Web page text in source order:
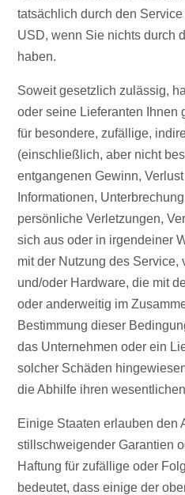
tatsächlich durch den
USD, wenn Sie nichts durch
haben.
Soweit gesetzlich zulässig,
oder seine Lieferanten Ihnen
für besondere, zufällige,
(einschließlich, aber nicht
entgangenen Gewinn,
Informationen,
persönliche Verletzungen,
sich aus oder in irgendeiner
mit der Nutzung des Service,
und/oder Hardware, die mit
oder anderweitig im
Bestimmung dieser
das Unternehmen oder ein
solcher Schäden
die Abhilfe ihren
Einige Staaten erlauben den
stillschweigender Garantien
Haftung für zufällige oder
bedeutet, dass einige der